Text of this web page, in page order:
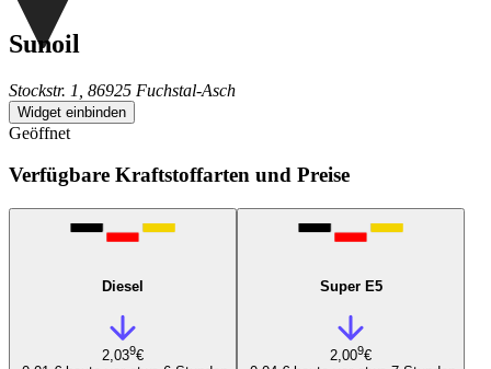
Sunoil
Stockstr. 1, 86925 Fuchstal-Asch
Widget einbinden
Geöffnet
Verfügbare Kraftstoffarten und Preise
Diesel
2,039€
Super E5
2,009€